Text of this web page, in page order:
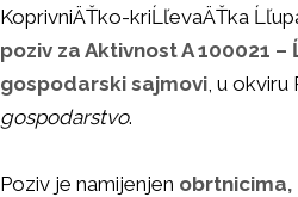
KoprivniÄŤko-kriĹľevaÄŤka
poziv za Aktivnost A 100021
gospodarski sajmovi, u okviru
gospodarstvo.
Poziv je namijenjen obrtnicima,